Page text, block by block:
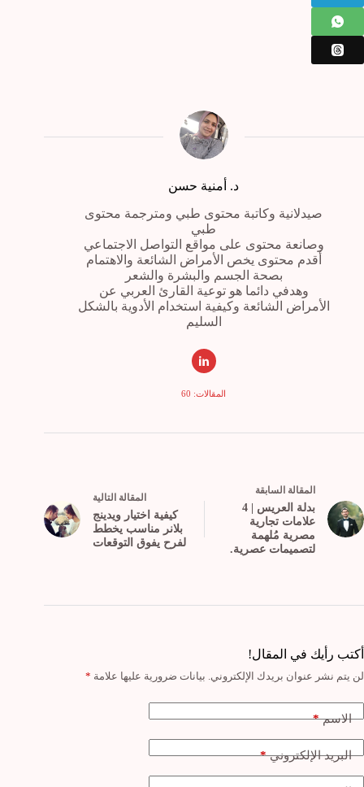
د. أمنية حسن
صيدلانية وكاتبة محتوى طبي ومترجمة محتوى
طبي
وصانعة محتوى على مواقع التواصل الاجتماعي
أقدم محتوى يخص الأمراض الشائعة والاهتمام
بصحة الجسم والبشرة والشعر
وهدفي دائما هو توعية القارئ العربي عن
الأمراض الشائعة وكيفية استخدام الأدوية بالشكل
السليم
المقالات: 60
المقالة السابقة
بدلة العريس | 4
علامات تجارية
مصرية مُلهمة
لتصميمات عصرية.
المقالة التالية
كيفية اختيار ويدينج
بلانر مناسب يخطط
لفرح يفوق التوقعات
أكتب رأيك في المقال!
لن يتم نشر عنوان بريدك الإلكتروني. بيانات ضرورية عليها علامة *
الاسم*
البريد الإلكتروني*